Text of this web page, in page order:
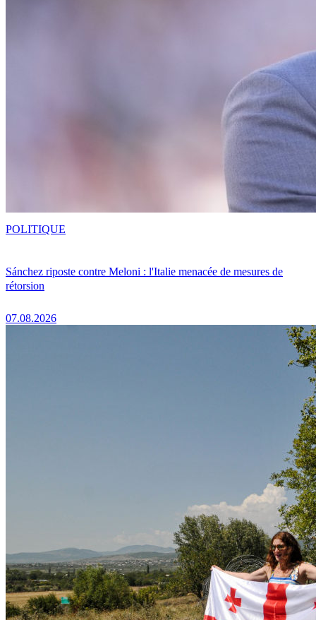
Sánchez riposte contre Meloni : l'Italie menacée de mesures de
rétorsion
07.08.2026
POLITIQUE